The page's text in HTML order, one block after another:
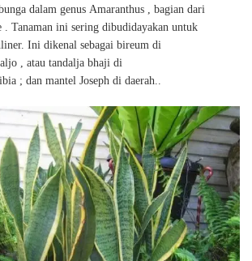
dalam genus Amaranthus , bagian dari
. Tanaman ini sering dibudidayakan untuk
Ini dikenal sebagai bireum di
, atau tandalja bhaji di
; dan mantel Joseph di daerah..